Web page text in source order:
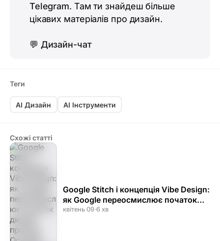
Telegram. Там ти знайдеш більше
цікавих матеріалів про дизайн.
💬 Дизайн-чат
Теги
AI Дизайн AI Інструменти
Схожі статті
Google Stitch і концепція Vibe Design:
як Google переосмислює початок
дизайн-процесу
квітень 09·6 хв